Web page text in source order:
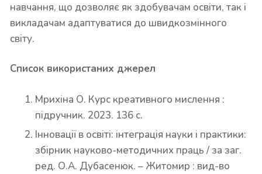
навчання, що дозволяє як здобувачам освіти, так і
викладачам адаптуватися до швидкозмінного
світу.
Список використаних джерел
Мрихіна О. Курс креативного мислення :
підручник. 2023. 136 с.
Інновації в освіті: інтеграція науки і практики:
збірник науково-методичних праць / за заг.
ред. О.А. Дубасенюк. – Житомир : вид-во